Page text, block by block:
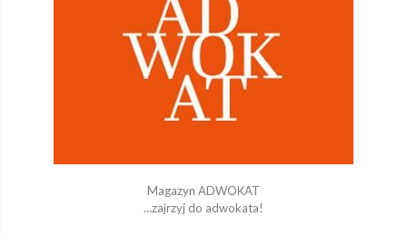
Magazyn ADWOKAT
…zajrzyj do adwokata!